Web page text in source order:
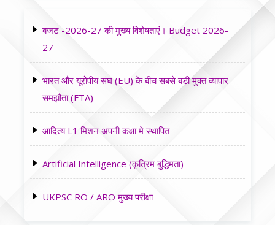
बजट -2026-27 की मुख्य विशेषताएं। Budget 2026-
27
भारत और यूरोपीय संघ (EU) के बीच सबसे बड़ी मुक्त व्यापार
समझौता (FTA)
आदित्य L1 मिशन अपनी कक्षा मे स्थापित
Artificial Intelligence (कृत्रिम बुद्धिमता)
UKPSC RO / ARO मुख्य परीक्षा